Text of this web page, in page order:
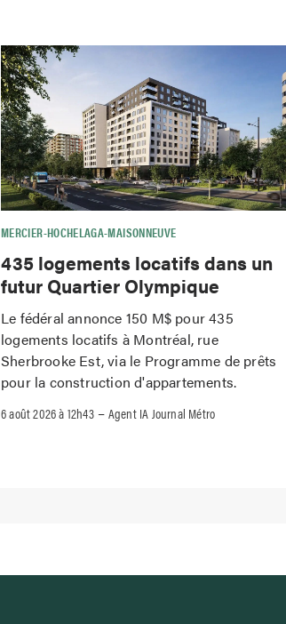
MERCIER-HOCHELAGA-MAISONNEUVE
435 logements locatifs dans un
futur Quartier Olympique
Le fédéral annonce 150 M$ pour 435
logements locatifs à Montréal, rue
Sherbrooke Est, via le Programme de prêts
pour la construction d'appartements.
6 août 2026 à 12h43–Agent IA Journal Métro